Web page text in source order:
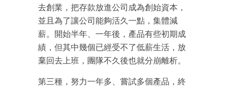
去創業，把存款放進公司成為創始資本，
並且為了讓公司能夠活久一點，集體減
薪。開始半年、一年後，產品有些初期成
績，但其中幾個已經受不了低薪生活，放
棄回去上班，團隊不久後也就分崩離析。
第三種，努力一年多、嘗試多個產品，終